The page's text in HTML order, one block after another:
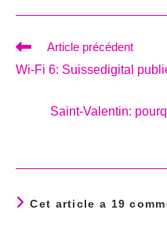
Read
articles
Article précédent
Wi-Fi 6: Suissedigital
Saint-Valentin:
Cet article a 19